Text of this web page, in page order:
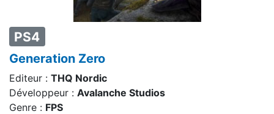
PS4
Generation Zero
Editeur : THQ Nordic
Développeur : Avalanche Studios
Genre : FPS